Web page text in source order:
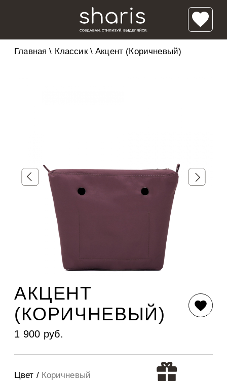
Главная \ Классик\Акцент (Коричневый)
АКЦЕНТ
(КОРИЧНЕВЫЙ)
1 900 руб.
Цвет / Коричневый